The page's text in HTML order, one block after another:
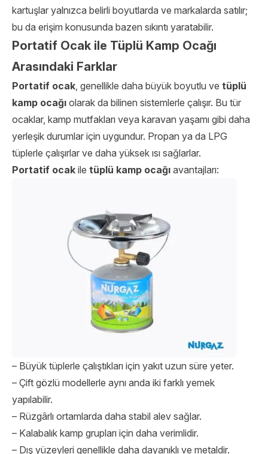
kartuşlar yalnızca belirli boyutlarda ve markalarda satılır;
bu da erişim konusunda bazen sıkıntı yaratabilir.
Portatif Ocak ile Tüplü Kamp Ocağı
Arasındaki Farklar
Portatif ocak, genellikle daha büyük boyutlu ve tüplü
kamp ocağı olarak da bilinen sistemlerle çalışır. Bu tür
ocaklar, kamp mutfakları veya karavan yaşamı gibi daha
yerleşik durumlar için uygundur. Propan ya da LPG
tüplerle çalışırlar ve daha yüksek ısı sağlarlar.
Portatif ocak ile tüplü kamp ocağı avantajları:
– Büyük tüplerle çalıştıkları için yakıt uzun süre yeter.
– Çift gözlü modellerle aynı anda iki farklı yemek
yapılabilir.
– Rüzgârlı ortamlarda daha stabil alev sağlar.
– Kalabalık kamp grupları için daha verimlidir.
– Dış yüzeyleri genellikle daha dayanıklı ve metaldir.